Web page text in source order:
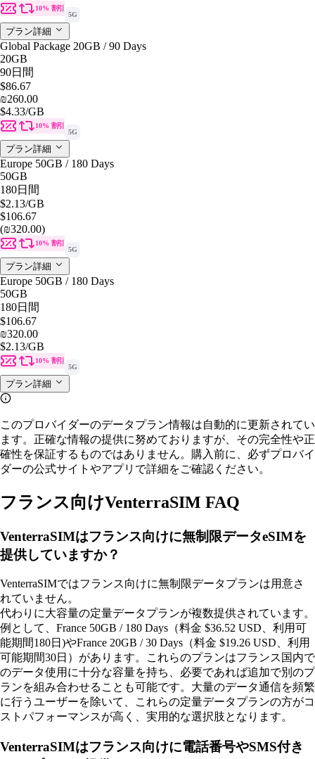
10% 割引
5G
プラン詳細
Global Package 20GB / 90 Days
20GB
90日間
$86.67
₪260.00
$4.33/GB
10% 割引
5G
プラン詳細
Europe 50GB / 180 Days
50GB
180日間
$2.13/GB
$106.67
(₪320.00)
10% 割引
5G
プラン詳細
Europe 50GB / 180 Days
50GB
180日間
$106.67
₪320.00
$2.13/GB
10% 割引
5G
プラン詳細
このプロバイダーのデータプラン情報は自動的に更新されてい
ます。正確な情報の提供に努めておりますが、その完全性や正
確性を保証するものではありません。購入前に、必ずプロバイ
ダーの公式サイトやアプリで詳細をご確認ください。
フランス向けVenterraSIM FAQ
VenterraSIMはフランス向けに無制限データeSIMを
提供していますか？
VenterraSIMではフランス向けに無制限データプランは用意さ
れていません。
代わりに大容量の定量データプランが複数提供されています。
例として、France 50GB / 180 Days（料金 $36.52 USD、利用可
能期間180日)やFrance 20GB / 30 Days（料金 $19.26 USD、利用
可能期間30日）があります。これらのプランはフランス国内で
のデータ使用に十分な容量を持ち、必要であれば追加で別のプ
ランを組み合わせることも可能です。大量のデータ通信を頻繁
に行うユーザーを除いて、これらの定量データプランの方がコ
ストパフォーマンスが高く、実用的な選択肢となります。
VenterraSIMはフランス向けに電話番号やSMS付き